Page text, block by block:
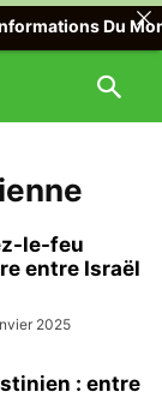
le-feu
entre Israël
2025
: entre
Du